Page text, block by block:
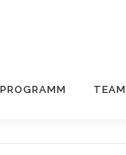
TEAM